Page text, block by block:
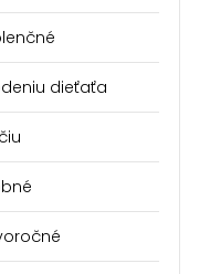
dieťaťa